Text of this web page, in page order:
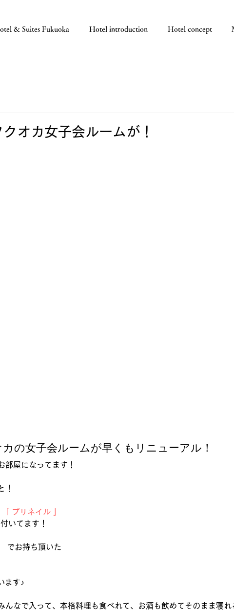
& Suites Fukuoka Hotel introduction Hotel concept
オカ女子会ルームが！
の女子会ルームが早くもリニューアル！
部屋になってます！
！
プリネイル
いてます！
でお持ち頂いた
ます♪
んなで入って、本格料理も食べれて、お酒も飲めてそのまま寝れ